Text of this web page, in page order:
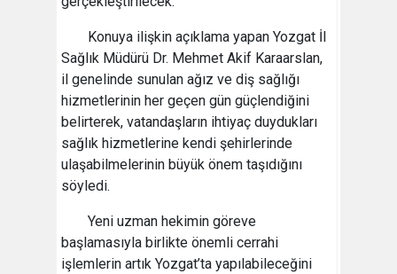
Konuya ilişkin açıklama yapan Yozgat İl
Sağlık Müdürü Dr. Mehmet Akif Karaarslan,
il genelinde sunulan ağız ve diş sağlığı
hizmetlerinin her geçen gün güçlendiğini
belirterek, vatandaşların ihtiyaç duydukları
sağlık hizmetlerine kendi şehirlerinde
ulaşabilmelerinin büyük önem taşıdığını
söyledi.
Yeni uzman hekimin göreve
başlamasıyla birlikte önemli cerrahi
işlemlerin artık Yozgat’ta yapılabileceğini